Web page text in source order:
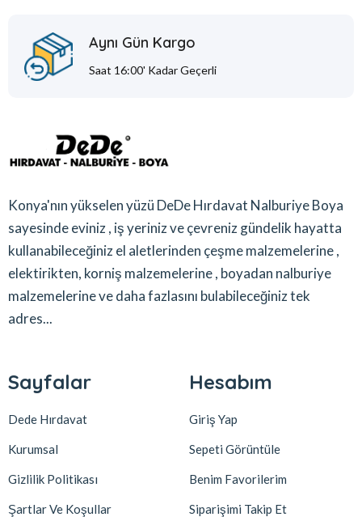
Aynı Gün Kargo
Saat 16:00' Kadar Geçerli
Konya'nın yükselen yüzü DeDe Hırdavat Nalburiye Boya
sayesinde eviniz , iş yeriniz ve çevreniz gündelik hayatta
kullanabileceğiniz el aletlerinden çeşme malzemelerine ,
elektirikten, korniş malzemelerine , boyadan nalburiye
malzemelerine ve daha fazlasını bulabileceğiniz tek
adres...
Sayfalar
Dede Hırdavat
Kurumsal
Gizlilik Politikası
Şartlar Ve Koşullar
Hesabım
Giriş Yap
Sepeti Görüntüle
Benim Favorilerim
Siparişimi Takip Et